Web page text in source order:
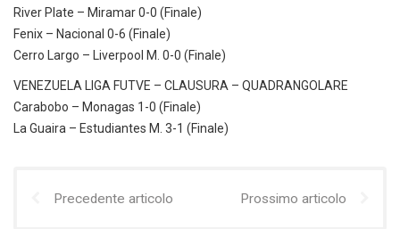
River Plate – Miramar 0-0 (Finale)
Fenix – Nacional 0-6 (Finale)
Cerro Largo – Liverpool M. 0-0 (Finale)
VENEZUELA LIGA FUTVE – CLAUSURA – QUADRANGOLARE
Carabobo – Monagas 1-0 (Finale)
La Guaira – Estudiantes M. 3-1 (Finale)
Precedente articolo Prossimo articolo